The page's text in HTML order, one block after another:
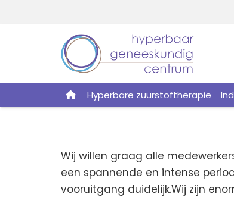
Hyperbare zuurstoftherapie
Wij willen graag alle
een spannende en intense
vooruitgang duidelijk.Wij zijn